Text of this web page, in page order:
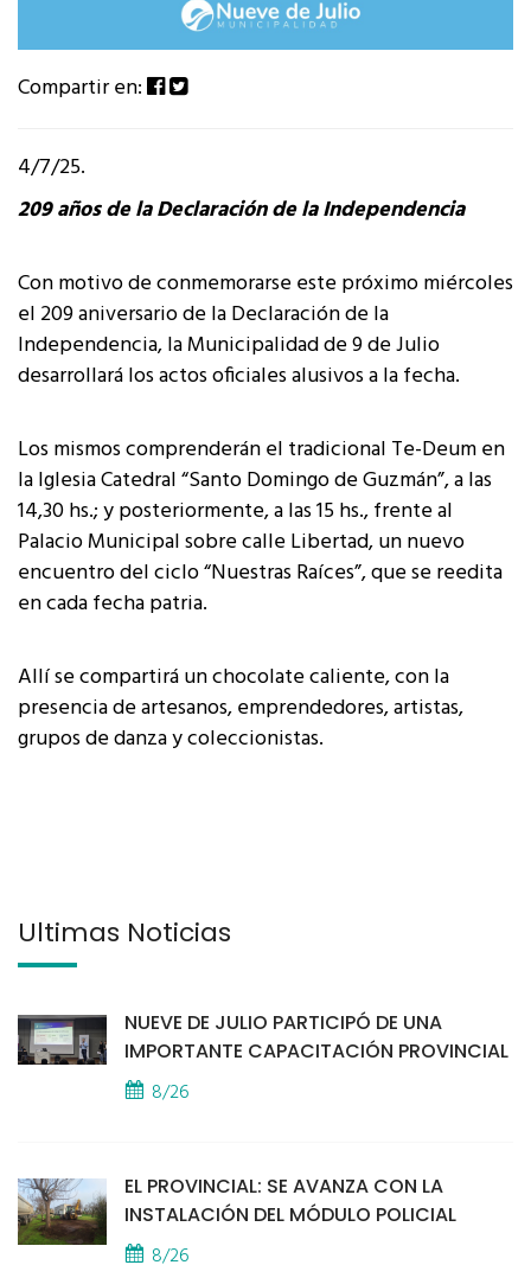
Compartir en:
4/7/25.
209 años de la Declaración de la Independencia
Con motivo de conmemorarse este próximo miércoles
el 209 aniversario de la Declaración de la
Independencia, la Municipalidad de 9 de Julio
desarrollará los actos oficiales alusivos a la fecha.
Los mismos comprenderán el tradicional Te-Deum en
la Iglesia Catedral “Santo Domingo de Guzmán”, a las
14,30 hs.; y posteriormente, a las 15 hs., frente al
Palacio Municipal sobre calle Libertad, un nuevo
encuentro del ciclo “Nuestras Raíces”, que se reedita
en cada fecha patria.
Allí se compartirá un chocolate caliente, con la
presencia de artesanos, emprendedores, artistas,
grupos de danza y coleccionistas.
Últimas Noticias
NUEVE DE JULIO PARTICIPÓ DE UNA
IMPORTANTE CAPACITACIÓN PROVINCIAL
8/26
EL PROVINCIAL: SE AVANZA CON LA
INSTALACIÓN DEL MÓDULO POLICIAL
8/26